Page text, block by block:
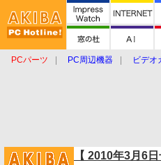
PCパーツ PC周辺機器 ビデオ
【 2010年3月6日